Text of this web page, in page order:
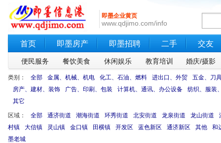
即墨企业黄页
www.qdjimo.com/info
首页 即墨房产 即墨招聘 二手 交友
便民服务 餐饮美食 休闲娱乐 教育培训 婚庆/摄影
类别： 全部 金属、机械、机电 化工、石油、燃料 进出口、外贸
五金、刀
房产、建材、装饰
广告、印刷、包装 计算机、通讯、办公设备
纺织、服装
其它
区域： 全部 通济街道 潮海街道 环秀街道 北安街道 龙泉街道 龙山街道
村镇
大信镇 灵山镇 金口镇 田横镇 开发区 蓝色新区 通济新区 其他
和
墨老城